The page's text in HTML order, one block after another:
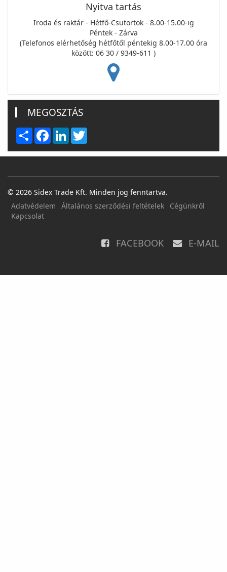
Nyitva tartás
Iroda és raktár - Hétfő-Csütörtök - 8.00-15.00-ig
Péntek - Zárva
(Telefonos elérhetőség hétfőtől péntekig 8.00-17.00 óra
között: 06 30 / 9349-611 )
MEGOSZTÁS
Share FacebookLinkedIn
© 2026 Sidex Trade Kft. Minden jog fenntartva.
Adatvédelem
Általános szerződési feltételek
Cégünkről
Kapcsolat
FACEBOOK E-MAIL